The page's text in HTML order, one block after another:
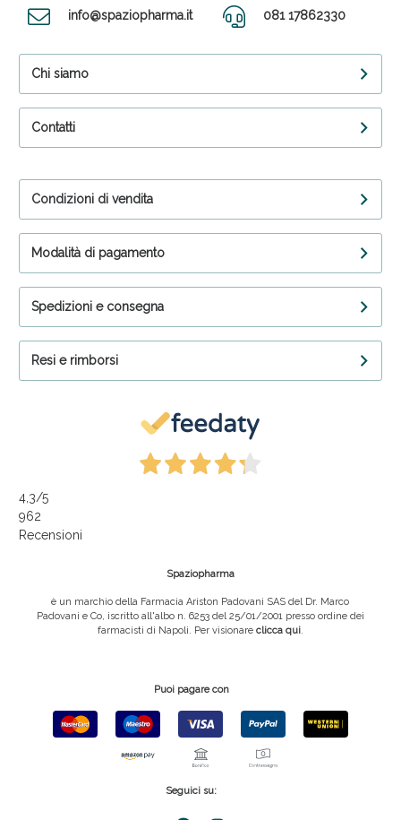
info@spaziopharma.it 081 17862330
Chi siamo
Contatti
Condizioni di vendita
Modalità di pagamento
Spedizioni e consegna
Resi e rimborsi
4,3/5
962
Recensioni
Spaziopharma
è un marchio della Farmacia Ariston Padovani SAS del Dr. Marco
Padovani e Co, iscritto all'albo n. 6253 del 25/01/2001 presso ordine dei
farmacisti di Napoli. Per visionare clicca qui.
Puoi pagare con
Seguici su: